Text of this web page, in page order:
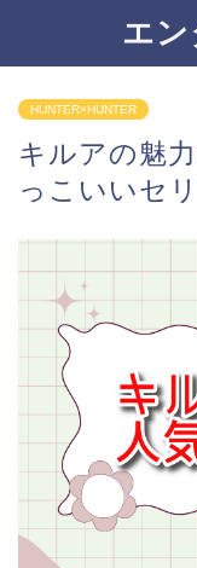
エン
HUNTER×HUNTER
キルアの魅
っこいいセ